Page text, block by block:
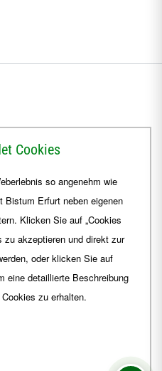
Cookies
so angenehm wie
Bistum Erfurt neben eigenen
Klicken Sie auf „Cookies
zu akzeptieren und direkt zur
oder klicken Sie auf
eine detaillierte Beschreibung
zu erhalten.